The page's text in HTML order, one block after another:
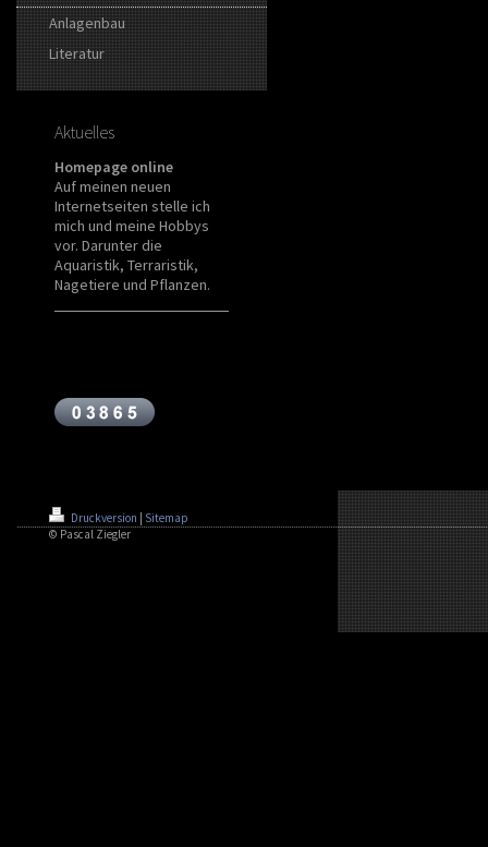
Anlagenbau
Literatur
Aktuelles
Homepage online
Auf meinen neuen
Internetseiten stelle ich
mich und meine Hobbys
vor. Darunter die
Aquaristik, Terraristik,
Nagetiere und Pflanzen.
Druckversion | Sitemap
© Pascal Ziegler